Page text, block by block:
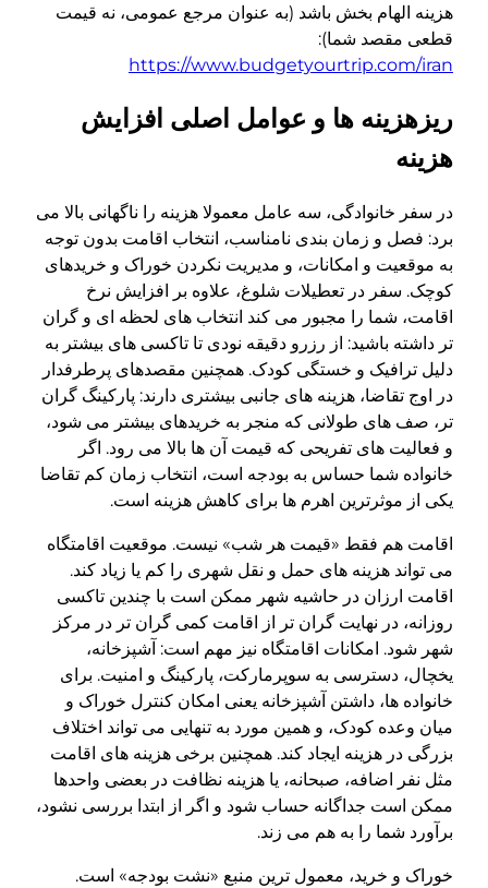
هزینه الهام بخش باشد (به عنوان مرجع عمومی، نه قیمت
قطعی مقصد شما):
https://www.budgetyourtrip.com/iran
ریزهزینه ها و عوامل اصلی افزایش
هزینه
در سفر خانوادگی، سه عامل معمولا هزینه را ناگهانی بالا می
برد: فصل و زمان بندی نامناسب، انتخاب اقامت بدون توجه
به موقعیت و امکانات، و مدیریت نکردن خوراک و خریدهای
کوچک. سفر در تعطیلات شلوغ، علاوه بر افزایش نرخ
اقامت، شما را مجبور می کند انتخاب های لحظه ای و گران
تر داشته باشید: از رزرو دقیقه نودی تا تاکسی های بیشتر به
دلیل ترافیک و خستگی کودک. همچنین مقصدهای پرطرفدار
در اوج تقاضا، هزینه های جانبی بیشتری دارند: پارکینگ گران
تر، صف های طولانی که منجر به خریدهای بیشتر می شود،
و فعالیت های تفریحی که قیمت آن ها بالا می رود. اگر
خانواده شما حساس به بودجه است، انتخاب زمان کم تقاضا
یکی از موثرترین اهرم ها برای کاهش هزینه است.
اقامت هم فقط «قیمت هر شب» نیست. موقعیت اقامتگاه
می تواند هزینه های حمل و نقل شهری را کم یا زیاد کند.
اقامت ارزان در حاشیه شهر ممکن است با چندین تاکسی
روزانه، در نهایت گران تر از اقامت کمی گران تر در مرکز
شهر شود. امکانات اقامتگاه نیز مهم است: آشپزخانه،
یخچال، دسترسی به سوپرمارکت، پارکینگ و امنیت. برای
خانواده ها، داشتن آشپزخانه یعنی امکان کنترل خوراک و
میان وعده کودک، و همین مورد به تنهایی می تواند اختلاف
بزرگی در هزینه ایجاد کند. همچنین برخی هزینه های اقامت
مثل نفر اضافه، صبحانه، یا هزینه نظافت در بعضی واحدها
ممکن است جداگانه حساب شود و اگر از ابتدا بررسی نشود،
برآورد شما را به هم می زند.
خوراک و خرید، معمول ترین منبع «نشت بودجه» است.